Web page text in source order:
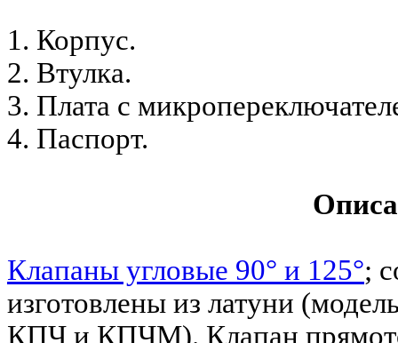
1. Корпус.
2. Втулка.
3. Плата с
4. Паспорт.
Клапаны угловые 90° и 125°;
изготовлены из латуни
КПЧ и КПЧМ). Клапан